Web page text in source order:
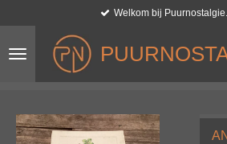
naar
hoofdinhoud
Welkom bij